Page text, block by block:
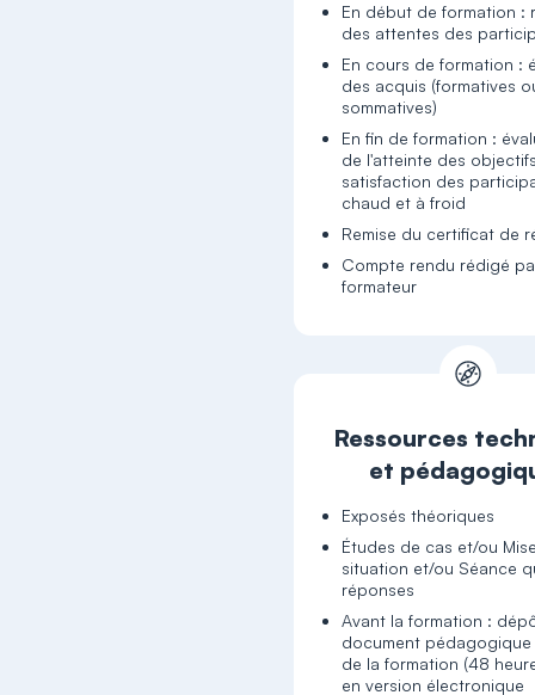
En début de formation :
des attentes des
En cours de formation :
des acquis (formatives
sommatives)
En fin de formation :
de l'atteinte des
satisfaction des
chaud et à froid
Remise du certificat de
Compte rendu rédigé
formateur
Ressources
et
Exposés théoriques
Études de cas et/ou
situation et/ou Séance
réponses
Avant la formation :
document
de la formation (48
en version électronique